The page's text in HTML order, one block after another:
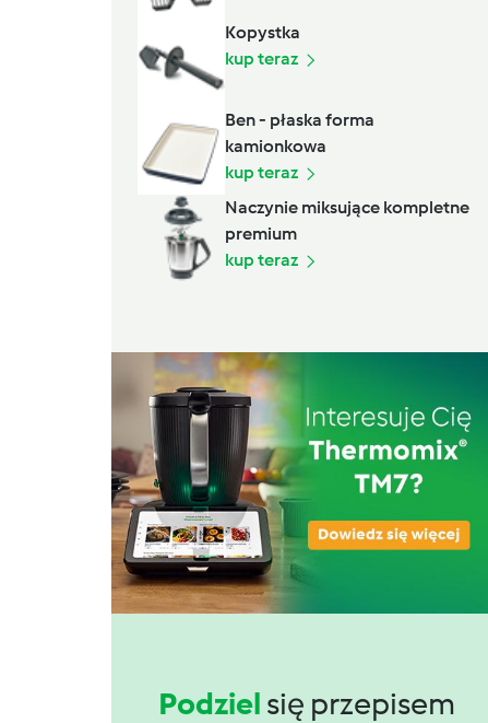
Kopystka
kup teraz
Ben - płaska forma
kamionkowa
kup teraz
Naczynie miksujące kompletne
premium
kup teraz
Podziel się przepisem